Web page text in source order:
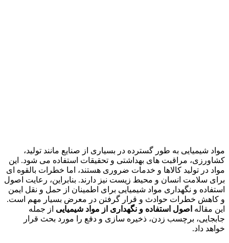
مواد شیمیایی به طور گسترده در بسیاری از صنایع مانند تولید،
کشاورزی، مراقبت های بهداشتی و تحقیقات استفاده می شود. این
مواد در تولید کالاها و خدمات ضروری هستند، اما خطرات بالقوه ای
برای سلامت انسان و محیط زیست نیز دارند. بنابراین، رعایت اصول
استفاده و نگهداری مواد شیمیایی برای اطمینان از حمل و نقل ایمن
و کاهش خطرات حوادث و قرار گرفتن در معرض بسیار مهم است.
این مقاله اصول استفاده و نگهداری از مواد شیمیایی از جمله
جابجایی، برچسب زدن، ذخیره سازی و دفع را مورد بحث قرار
خواهد داد.